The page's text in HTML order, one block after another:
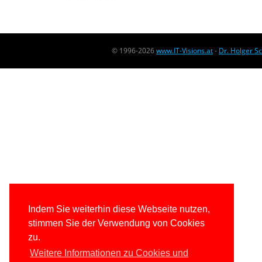
Indem Sie weiterhin diese Webseite nutzen,
stimmen Sie der Verwendung von Cookies
zu.
Weitere Informationen zu Cookies und
© 1996-2026www.IT-Visions.at- Dr. Holger